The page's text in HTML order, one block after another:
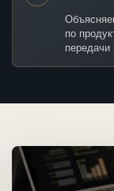
по
передачи